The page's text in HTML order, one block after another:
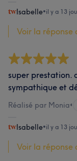
Isabelle•il y a 13
Voir la réponse
super prestation.
sympathique et
Réalisé par Monia•
Isabelle•il y a 13
Voir la réponse